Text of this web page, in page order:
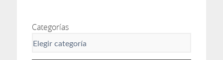
Categorías